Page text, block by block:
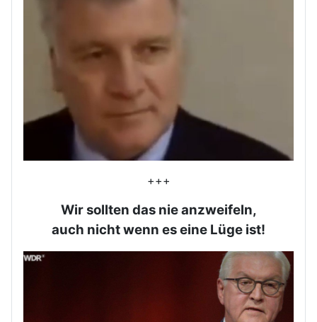
+++
Wir sollten das nie anzweifeln,
auch nicht wenn es eine Lüge ist!